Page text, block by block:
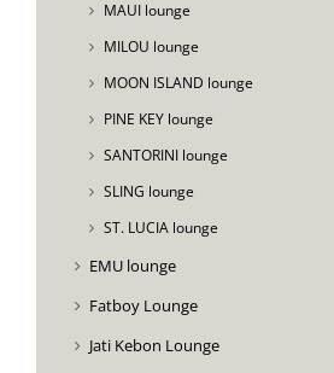
MAUI lounge
MILOU lounge
MOON ISLAND lounge
PINE KEY lounge
SANTORINI lounge
SLING lounge
ST. LUCIA lounge
EMU lounge
Fatboy Lounge
Jati Kebon Lounge